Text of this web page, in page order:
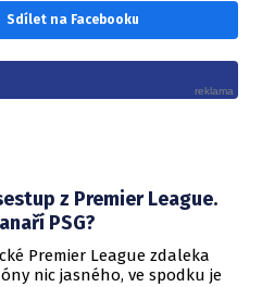
Sdílet na Facebooku
z Premier League.
PSG?
Premier League zdaleka
nic jasného, ve spodku je